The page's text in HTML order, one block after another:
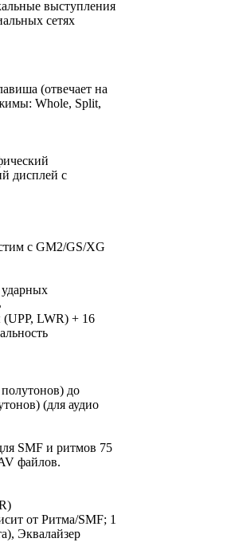
выступления
сетях
(отвечает на
Whole, Split,
дисплей с
с GM2/GS/XG
LWR) + 16
до
(для аудио
SMF и ритмов 75
файлов.
от Ритма/SMF; 1
Эквалайзер